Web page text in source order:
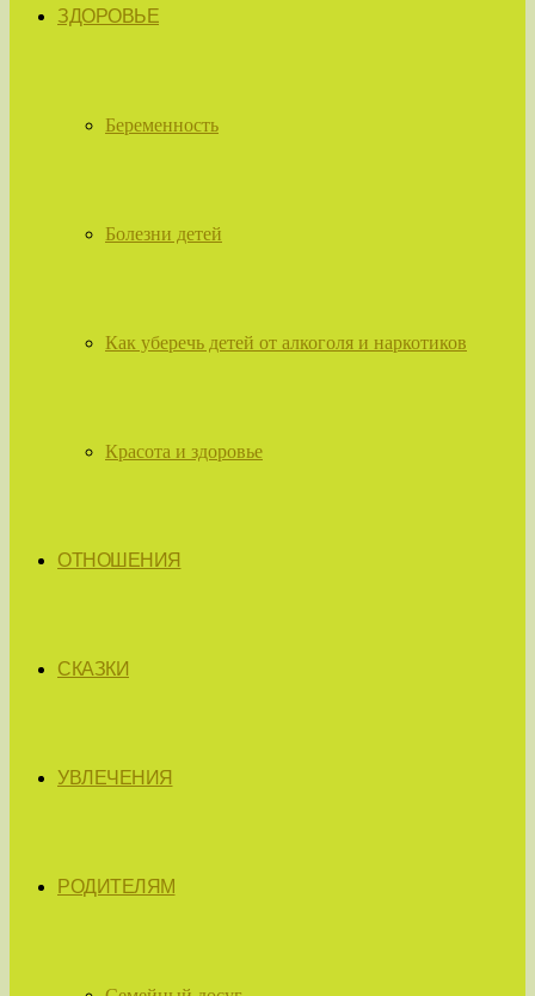
ЗДОРОВЬЕ
Беременность
Болезни детей
Как уберечь детей от алкоголя и наркотиков
Красота и здоровье
ОТНОШЕНИЯ
СКАЗКИ
УВЛЕЧЕНИЯ
РОДИТЕЛЯМ